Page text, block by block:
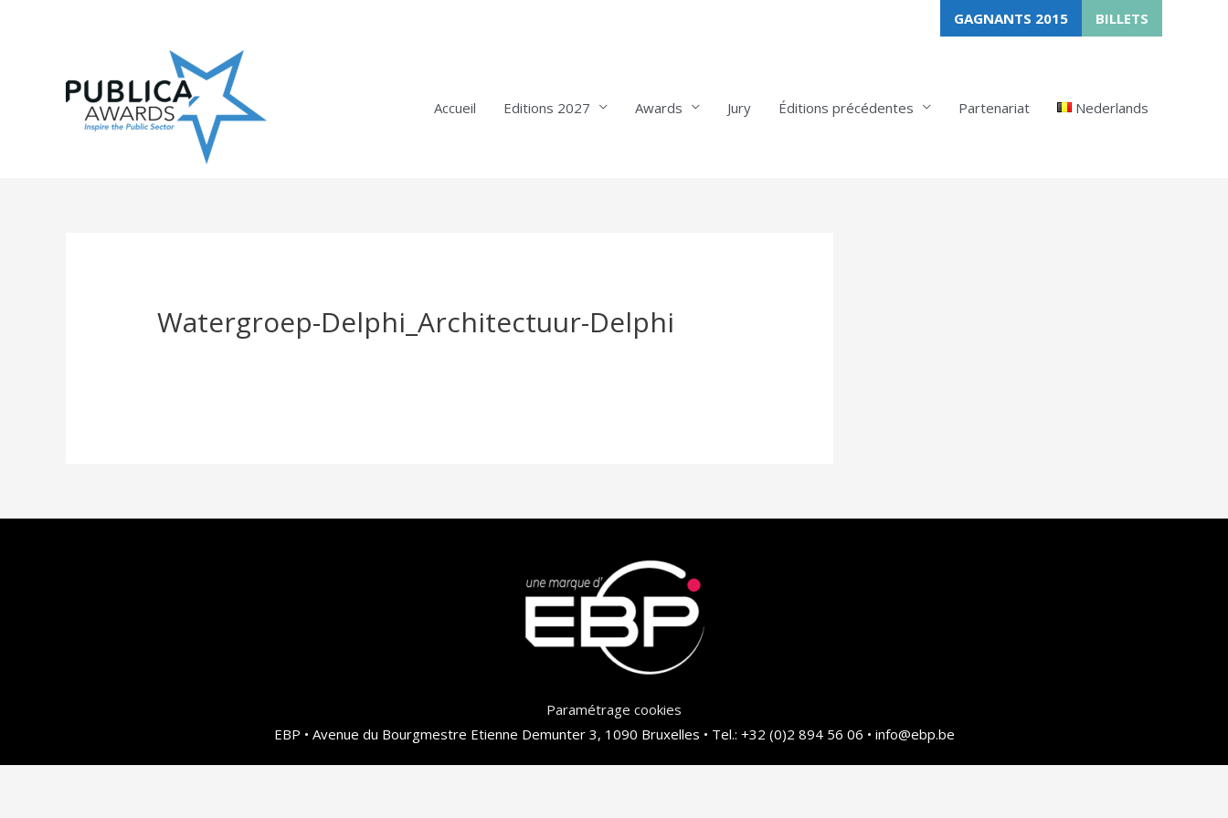
GAGNANTS 2015 BILLETS
Accueil Editions 2027 Awards Jury Éditions précédentes Partenariat Nederlands
Watergroep-Delphi_Architectuur-Delphi
Paramétrage cookies
EBP • Avenue du Bourgmestre Etienne Demunter 3, 1090 Bruxelles • Tel.: +32 (0)2 894 56 06 • info@ebp.be